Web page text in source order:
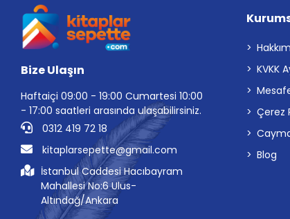
Bize Ulaşın
Haftaiçi 09:00 - 19:00 Cumartesi 10:00
- 17:00 saatleri arasında ulaşabilirsiniz.
0312 419 72 18
kitaplarsepette@gmail.com
İstanbul Caddesi Hacıbayram
Mahallesi No:6 Ulus-
Altındağ/Ankara
KVKK
Çerez
Blog